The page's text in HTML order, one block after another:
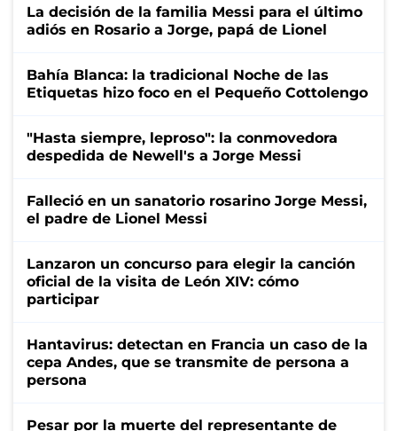
La decisión de la familia Messi para el último
adiós en Rosario a Jorge, papá de Lionel
Bahía Blanca: la tradicional Noche de las
Etiquetas hizo foco en el Pequeño Cottolengo
"Hasta siempre, leproso": la conmovedora
despedida de Newell's a Jorge Messi
Falleció en un sanatorio rosarino Jorge Messi,
el padre de Lionel Messi
Lanzaron un concurso para elegir la canción
oficial de la visita de León XIV: cómo
participar
Hantavirus: detectan en Francia un caso de la
cepa Andes, que se transmite de persona a
persona
Pesar por la muerte del representante de